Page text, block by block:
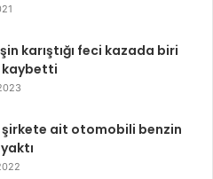
karıştığı feci kazada biri
kaybetti
şirkete ait otomobili benzin